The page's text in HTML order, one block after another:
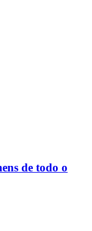
de todo o